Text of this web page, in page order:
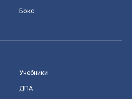
Бокс
Учебники
ДПА